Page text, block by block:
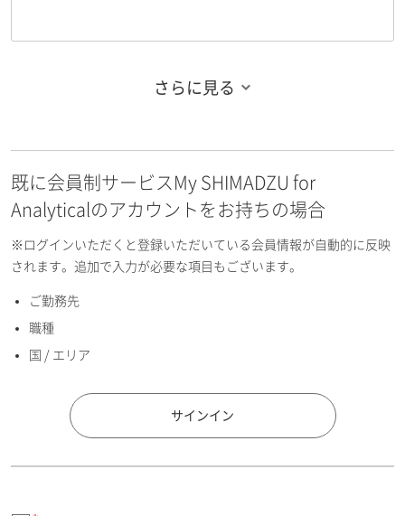
お名前フリガナ（名）
E-mailアドレス（半角英数）
国 / エリア
さらに見る
既に会員制サービスMy SHIMADZU for
Analyticalのアカウントをお持ちの場合
※ログインいただくと登録いただいている会員情報が自動的に反映
されます。追加で入力が必要な項目もございます。
ご勤務先
職種
国 / エリア
サインイン